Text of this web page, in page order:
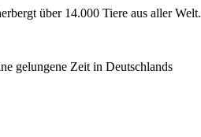
über 14.000 Tiere aus aller Welt.
gelungene Zeit in Deutschlands